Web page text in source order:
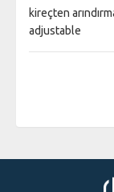
kireçten
adjustable